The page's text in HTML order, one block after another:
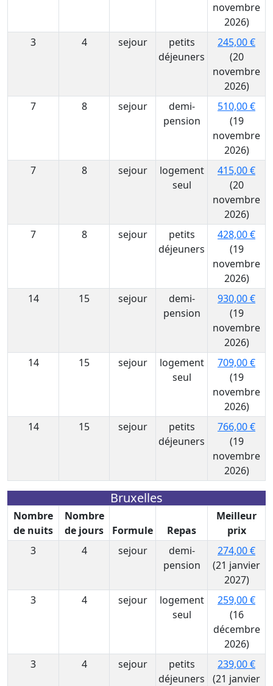
novembre
2026)
3
4 sejour
petits
déjeuners
245,00 €
(20
novembre
2026)
7
8 sejour
demi-
pension
510,00 €
(19
novembre
2026)
7
8 sejour
logement
seul
415,00 €
(20
novembre
2026)
7
8 sejour
petits
déjeuners
428,00 €
(19
novembre
2026)
14
15 sejour
demi-
pension
930,00 €
(19
novembre
2026)
14
15 sejour
logement
seul
709,00 €
(19
novembre
2026)
14
15 sejour
petits
déjeuners
766,00 €
(19
novembre
2026)
Bruxelles
Nombre
de nuits
Nombre
de jours
Formule Repas
Meilleur
prix
3
4 sejour
demi-
pension
274,00 €
(21 janvier
2027)
3
4 sejour
logement
seul
259,00 €
(16
décembre
2026)
3
4 sejour
petits
déjeuners
239,00 €
(21 janvier